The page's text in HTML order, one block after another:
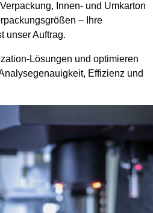
Innen- und Umkarton
– Ihre
unser Auftrag.
Lösungen und optimieren
Effizienz und